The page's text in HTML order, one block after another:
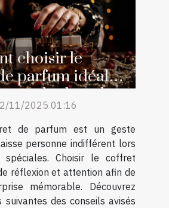
choisir le
parfum idéal
lors des
spéciales ?
11/2025 01:16
de parfum est un geste
personne indifférent lors
spéciales. Choisir le coffret
réflexion et attention afin de
mémorable. Découvrez
suivantes des conseils avisés